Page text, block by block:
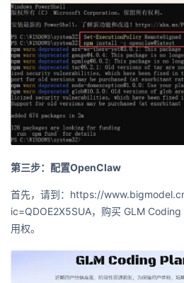
第三步：配置OpenClaw
首先，请到：https://
ic=QDOE2X5SUA，购买 GLM
用权。